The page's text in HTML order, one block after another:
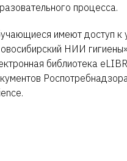
процесса.
имеют доступ к
НИИ
библиотека